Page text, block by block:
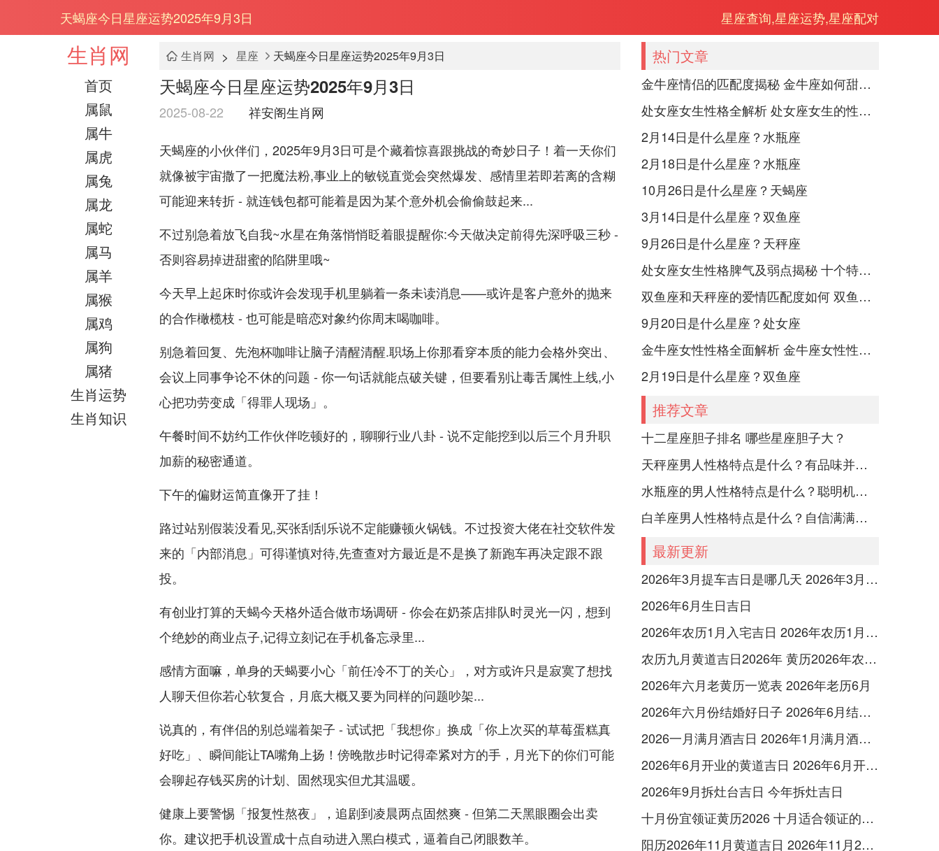
天蝎座今日星座运势2025年9月3日 星座查询,星座运势,星座配对
生肖网
首页
属鼠
属牛
属虎
属兔
属龙
属蛇
属马
属羊
属猴
属鸡
属狗
属猪
生肖运势
生肖知识
生肖网 > 星座 天蝎座今日星座运势2025年9月3日
天蝎座今日星座运势2025年9月3日
2025-08-22 祥安阁生肖网
天蝎座的小伙伴们，2025年9月3日可是个藏着惊喜跟挑战的奇妙日子！着一天你们
就像被宇宙撒了一把魔法粉,事业上的敏锐直觉会突然爆发、感情里若即若离的含糊
可能迎来转折 - 就连钱包都可能着是因为某个意外机会偷偷鼓起来...
不过别急着放飞自我~水星在角落悄悄眨着眼提醒你:今天做决定前得先深呼吸三秒 -
否则容易掉进甜蜜的陷阱里哦~
今天早上起床时你或许会发现手机里躺着一条未读消息——或许是客户意外的抛来
的合作橄榄枝 - 也可能是暗恋对象约你周末喝咖啡。
别急着回复、先泡杯咖啡让脑子清醒清醒.职场上你那看穿本质的能力会格外突出、
会议上同事争论不休的问题 - 你一句话就能点破关键，但要看别让毒舌属性上线,小
心把功劳变成「得罪人现场」。
午餐时间不妨约工作伙伴吃顿好的，聊聊行业八卦 - 说不定能挖到以后三个月升职
加薪的秘密通道。
下午的偏财运简直像开了挂！
路过站别假装没看见,买张刮刮乐说不定能赚顿火锅钱。不过投资大佬在社交软件发
来的「内部消息」可得谨慎对待,先查查对方最近是不是换了新跑车再决定跟不跟
投。
有创业打算的天蝎今天格外适合做市场调研 - 你会在奶茶店排队时灵光一闪，想到
个绝妙的商业点子,记得立刻记在手机备忘录里...
感情方面嘛，单身的天蝎要小心「前任冷不丁的关心」，对方或许只是寂寞了想找
人聊天但你若心软复合，月底大概又要为同样的问题吵架...
说真的，有伴侣的别总端着架子 - 试试把「我想你」换成「你上次买的草莓蛋糕真
好吃」、瞬间能让TA嘴角上扬！傍晚散步时记得牵紧对方的手，月光下的你们可能
会聊起存钱买房的计划、固然现实但尤其温暖。
健康上要警惕「报复性熬夜」，追剧到凌晨两点固然爽 - 但第二天黑眼圈会出卖
你。建议把手机设置成十点自动进入黑白模式，逼着自己闭眼数羊。
热门文章
金牛座情侣的匹配度揭秘 金牛座如何甜蜜恋爱
处女座女生性格全解析 处女座女生的性格是什么样的
2月14日是什么星座？水瓶座
2月18日是什么星座？水瓶座
10月26日是什么星座？天蝎座
3月14日是什么星座？双鱼座
9月26日是什么星座？天秤座
处女座女生性格脾气及弱点揭秘 十个特点惊人！
双鱼座和天秤座的爱情匹配度如何 双鱼天秤缘分会怎样
9月20日是什么星座？处女座
金牛座女性性格全面解析 金牛座女性性格与脾气全揭秘
2月19日是什么星座？双鱼座
推荐文章
十二星座胆子排名 哪些星座胆子大？
天秤座男人性格特点是什么？有品味并注重美感
水瓶座的男人性格特点是什么？聪明机智理性冷静
白羊座男人性格特点是什么？自信满满但缺乏耐心
最新更新
2026年3月提车吉日是哪几天 2026年3月26号提车
2026年6月生日吉日
2026年农历1月入宅吉日 2026年农历1月入宅最好的日子
农历九月黄道吉日2026年 黄历2026年农历九月黄道吉日查询
2026年六月老黄历一览表 2026年老历6月
2026年六月份结婚好日子 2026年6月结婚好吗
2026一月满月酒吉日 2026年1月满月酒吉日
2026年6月开业的黄道吉日 2026年6月开业黄道吉日查询
2026年9月拆灶台吉日 今年拆灶吉日
十月份宜领证黄历2026 十月适合领证的好日子2026年
阳历2026年11月黄道吉日 2026年11月26日阳历黄道吉日